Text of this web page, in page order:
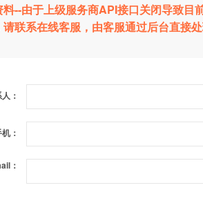
--由于上级服务商API接口关闭导致目
联系在线客服，由客服通过后台直接
：
：
：